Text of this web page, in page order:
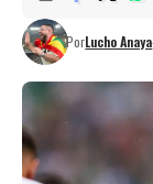
PorLucho Anaya